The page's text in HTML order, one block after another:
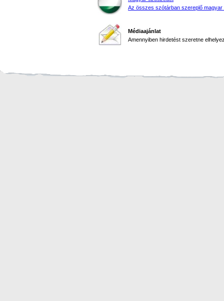
Az összes szótárban szereplő magyar
Médiaajánlat
Amennyiben hirdetést szeretne